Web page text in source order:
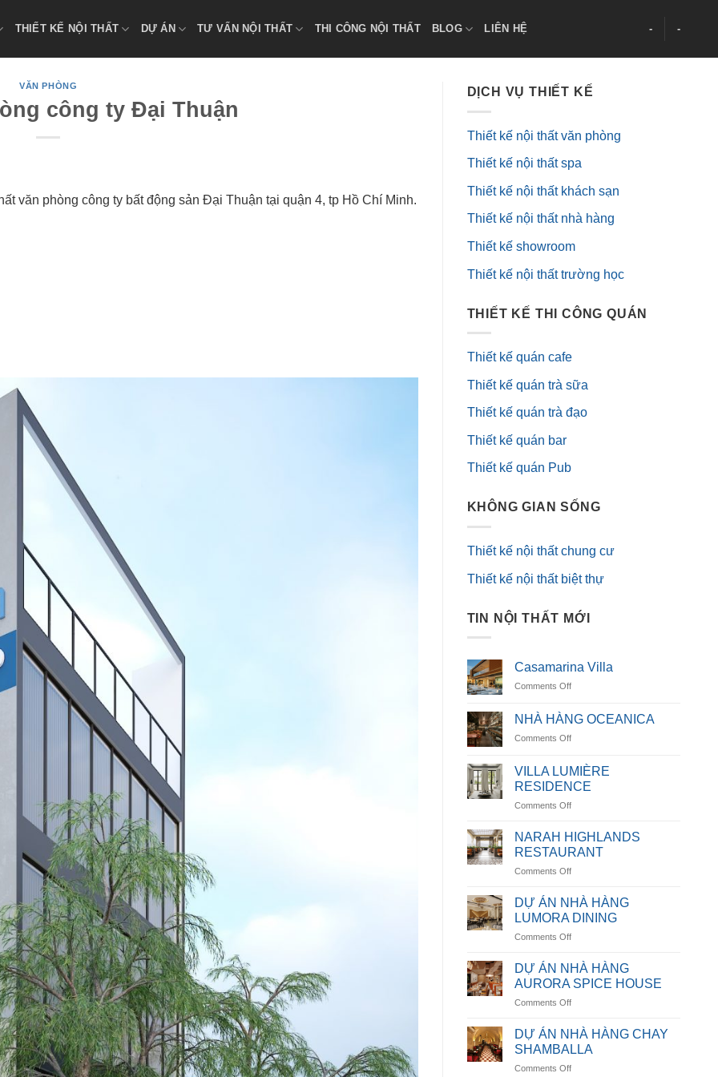
THIẾT KẾ NỘI THẤT DỰ ÁN TƯ VẤN NỘI THẤT THI CÔNG NỘI THẤT BLOG LIÊN HỆ - -
VĂN PHÒNG
công ty Đại Thuận
văn phòng công ty bất động sản Đại Thuận tại quận 4, tp Hồ Chí Minh.
DỊCH VỤ THIẾT KẾ
Thiết kế nội thất văn phòng
Thiết kế nội thất spa
Thiết kế nội thất khách sạn
Thiết kế nội thất nhà hàng
Thiết kế showroom
Thiết kế nội thất trường học
THIẾT KẾ THI CÔNG QUÁN
Thiết kế quán cafe
Thiết kế quán trà sữa
Thiết kế quán trà đạo
Thiết kế quán bar
Thiết kế quán Pub
KHÔNG GIAN SỐNG
Thiết kế nội thất chung cư
Thiết kế nội thất biệt thự
TIN NỘI THẤT MỚI
Casamarina Villa
Comments Offon
Villa
NHÀ HÀNG OCEANICA
Comments Offon
HÀNG
OCEANICA
VILLA LUMIÈRE
RESIDENCE
Comments Offon
LUMIÈRE
RESIDENCE
NARAH HIGHLANDS
RESTAURANT
Comments Offon
HIGHLANDS
RESTAURANT
DỰ ÁN NHÀ HÀNG
LUMORA DINING
Comments Offon
ÁN
NHÀ
HÀNG
LUMORA
DỰ ÁN NHÀ HÀNG
AURORA SPICE HOUSE
Comments Offon
ÁN
NHÀ
HÀNG
AURORA
DỰ ÁN NHÀ HÀNG CHAY
SHAMBALLA
Comments Offon